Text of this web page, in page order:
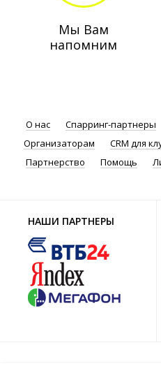
Мы Вам
напомним
О нас Спарринг-партнеры
Организаторам
CRM для
Партнерство
Помощь
НАШИ ПАРТНЕРЫ